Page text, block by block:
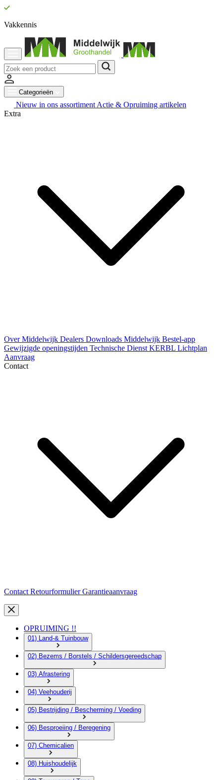
Vakkennis
Categorieën
Nieuw in ons assortiment Actie & Opruiming artikelen
Extra
Over Middelwijk Dealers Downloads Middelwijk Bestel-app
Gewijzigde openingstijden Technische Dienst KERBL Lichtplan
Aanvraag
Contact
Contact RetourformulierGarantieaanvraag
OPRUIMING !!
01) Land-& Tuinbouw
02) Bezems / Borstels / Schildersgereedschap
03) Afrastering
04) Veehouderij
05) Bestrijding / Bescherming / Voeding
06) Besproeiing / Beregening
07) Chemicalien
08) Huishoudelijk